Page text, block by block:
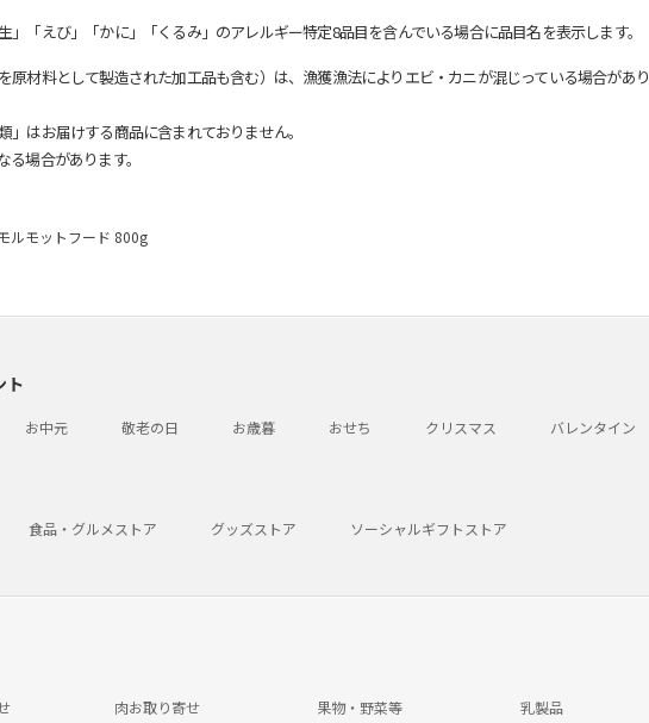
「えび」「かに」「くるみ」のアレルギー特定8品目を含んでいる場合に品目名を表示します。
材料として製造された加工品も含む）は、漁獲漁法によりエビ・カニが混じっている場合があ
はお届けする商品に含まれておりません。
場合があります。
ルモットフード 800g
ト
お中元 敬老の日 お歳暮 おせち クリスマス バレンタイン
食品・グルメストア グッズストア ソーシャルギフトストア
肉お取り寄せ 果物・野菜等 乳製品